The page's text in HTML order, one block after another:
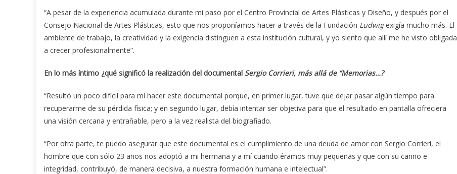
“A pesar de la experiencia acumulada durante mi paso por el Centro Provincial de Artes Plásticas y Diseño, y después por el
Consejo Nacional de Artes Plásticas, esto que nos proponíamos hacer a través de la Fundación Ludwigexigía mucho más. El
ambiente de trabajo, la creatividad y la exigencia distinguen a esta institución cultural, y yo siento que allí me he visto obligada
a crecer profesionalmente”.
En lo más íntimo ¿qué significó la realización del documental Sergio Corrieri, más allá de “Memorias…?
“Resultó un poco difícil para mí hacer este documental porque, en primer lugar, tuve que dejar pasar algún tiempo para
recuperarme de su pérdida física; y en segundo lugar, debía intentar ser objetiva para que el resultado en pantalla ofreciera
una visión cercana y entrañable, pero a la vez realista del biografiado.
“Por otra parte, te puedo asegurar que este documental es el cumplimiento de una deuda de amor con Sergio Corrieri, el
hombre que con sólo 23 años nos adoptó a mi hermana y a mí cuando éramos muy pequeñas y que con su cariño e
integridad, contribuyó, de manera decisiva, a nuestra formación humana e intelectual”.